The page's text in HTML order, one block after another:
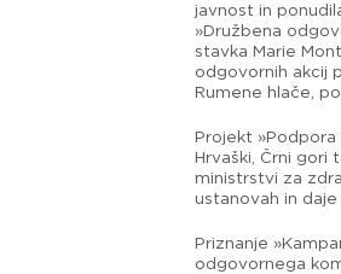
javnost in
»Družbena
stavka Marie
odgovornih akcij
Rumene hlače,
Projekt »Podpora
Hrvaški, Črni gori
ministrstvi za
ustanovah in
Priznanje
odgovornega